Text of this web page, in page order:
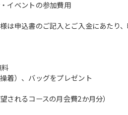
イベントの参加費用
は申込書のご記入とご入金にあたり
着）、バッグをプレゼント
されるコースの月会費2か月分）